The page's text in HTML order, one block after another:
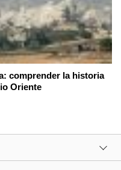
comprender la historia
Oriente